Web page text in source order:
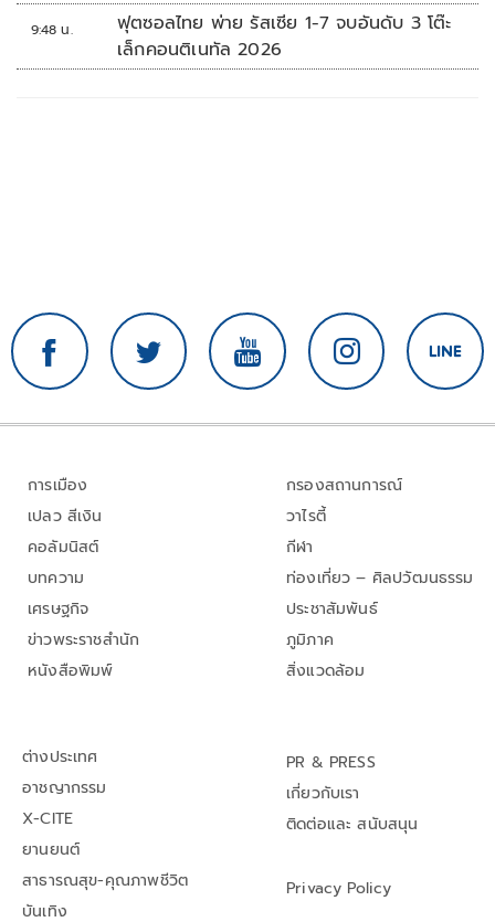
9:48 น.
ฟุตซอลไทย พ่าย รัสเซีย 1-7 จบอันดับ 3 โต๊ะ
เล็กคอนติเนทัล 2026
การเมือง
เปลว สีเงิน
คอลัมนิสต์
บทความ
เศรษฐกิจ
ข่าวพระราชสำนัก
หนังสือพิมพ์
กรองสถานการณ์
วาไรตี้
กีฬา
ท่องเที่ยว – ศิลปวัฒนธรรม
ประชาสัมพันธ์
ภูมิภาค
สิ่งแวดล้อม
ต่างประเทศ
อาชญากรรม
X-CITE
ยานยนต์
สาธารณสุข-คุณภาพชีวิต
บันเทิง
PR & PRESS
เกี่ยวกับเรา
ติดต่อและ สนับสนุน
Privacy Policy